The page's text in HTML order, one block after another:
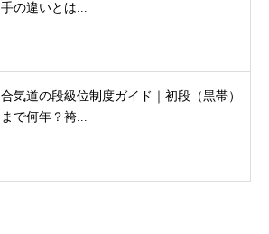
手の違いとは...
合気道の段級位制度ガイド｜初段（黒帯）
まで何年？袴...